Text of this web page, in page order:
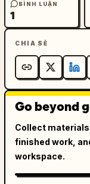
BÌNH LUẬN
1
CHIA SẺ
Go beyond
Collect
finished work,
workspace.